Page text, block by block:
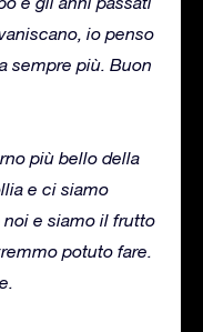
io penso
sempre più. Buon
più bello della
e ci siamo
e siamo il frutto
potuto fare.